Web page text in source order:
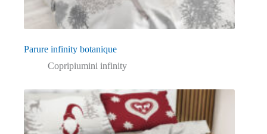
Parure infinity botanique
Copripiumini infinity